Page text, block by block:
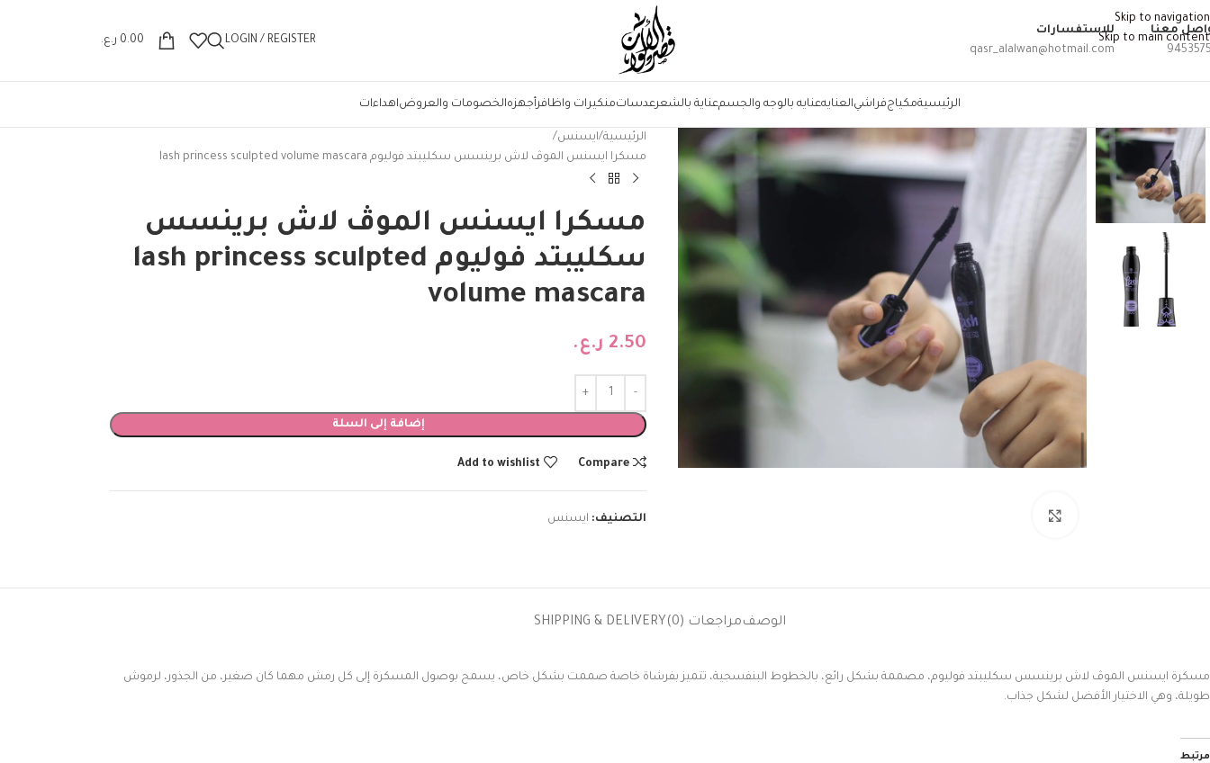
Skip to navigation
Skip to main content
معنا
للاستفسارات
qasr_alalwan@hotmail.com
LOGIN / REGISTER
0.00 ر.ع.
الرئيسيةمكياجفراشيالعنايهعنايه بالوجه والجسمعناية بالشعرعدساتمنكيرات واظافرأجهزهالخصومات والعروضاهداءات
الرئيسية ايسنس
مسكرا ايسنس الموڤ لاش برينسس سكليبتد فوليوم lash princess sculpted volume mascara
مسكرا ايسنس الموڤ لاش برينسس
سكليبتد فوليوم lash princess sculpted
volume mascara
2.50 ر.ع.
إضافة إلى السلة
Compare
Add to wishlist
التصنيف: ايسنس
الوصفمراجعات (0) SHIPPING & DELIVERY
مسكرة ايسنس الموڤ لاش برينسس سكليبتد فوليوم، مصممة بشكل رائع، بالخطوط البنفسجية، تتميز بفرشاة خاصة صممت بشكل خاص، يسمح بوصول المسكرة إلى كل رمش مهما كان صغير، من الجذور، لرموش
طويلة، وهي الاختيار الأفضل لشكل جذاب.
مرتبط